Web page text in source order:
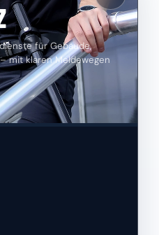
für Gebäude,
mit klaren Meldewegen